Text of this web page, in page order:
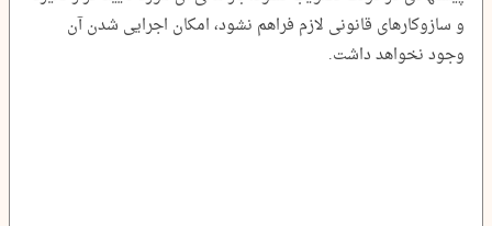
و سازوکارهای قانونی لازم فراهم نشود، امکان اجرایی شدن آن
وجود نخواهد داشت.